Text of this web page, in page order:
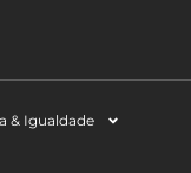
& Igualdade